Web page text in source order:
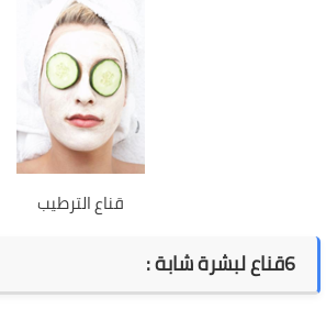
قناع الترطيب
6قناع لبشرة شابة: